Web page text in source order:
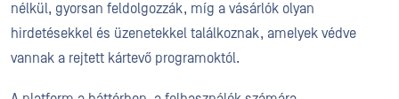
nélkül, gyorsan feldolgozzák, míg a vásárlók olyan
hirdetésekkel és üzenetekkel találkoznak, amelyek védve
vannak a rejtett kártevő programoktól.